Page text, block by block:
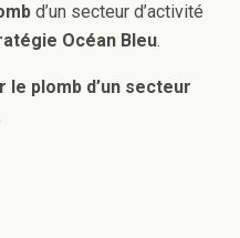
d’un secteur d’activité
Océan Bleu.
plomb d’un secteur